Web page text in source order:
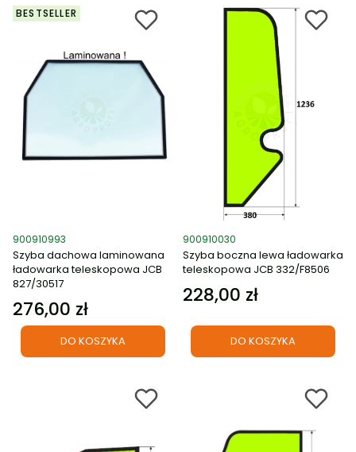
BESTSELLER
Kod produktu
900910993
Szyba dachowa laminowana
ładowarka teleskopowa JCB
827/30517
Cena
276,00 zł
DO KOSZYKA
Kod produktu
900910030
Szyba boczna lewa ładowarka
teleskopowa JCB 332/F8506
Cena
228,00 zł
DO KOSZYKA